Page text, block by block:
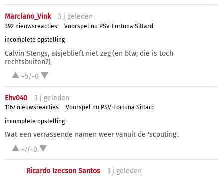
Marciano_Vink 3 j geleden
392 nieuwsreacties
Voorspel nu PSV-Fortuna Sittard
incomplete opstelling
Calvin Stengs, alsjeblieft niet zeg (en btw; die is toch
rechtsbuiten?)
+5/-0
Ehv040 3 j geleden
1167 nieuwsreacties
Voorspel nu PSV-Fortuna Sittard
incomplete opstelling
Wat een verrassende namen weer vanuit de 'scouting'.
+7/-0
Ricardo Izecson Santos 3 j geleden